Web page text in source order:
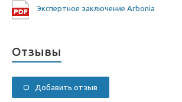
Экспертное заключение Arbonia
Отзывы
Добавить отзыв